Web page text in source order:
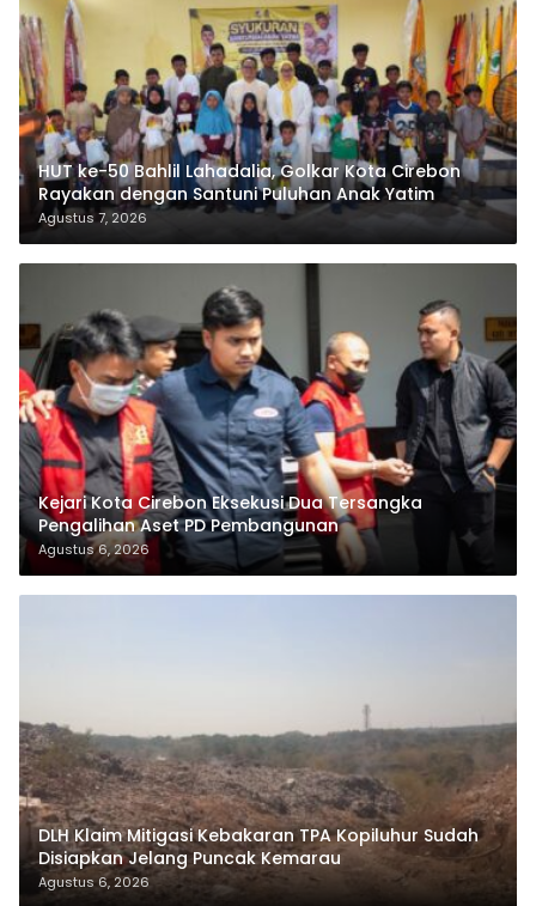
HUT ke-50 Bahlil Lahadalia, Golkar Kota Cirebon
Rayakan dengan Santuni Puluhan Anak Yatim
Agustus 7, 2026
Kejari Kota Cirebon Eksekusi Dua Tersangka
Pengalihan Aset PD Pembangunan
Agustus 6, 2026
DLH Klaim Mitigasi Kebakaran TPA Kopiluhur Sudah
Disiapkan Jelang Puncak Kemarau
Agustus 6, 2026